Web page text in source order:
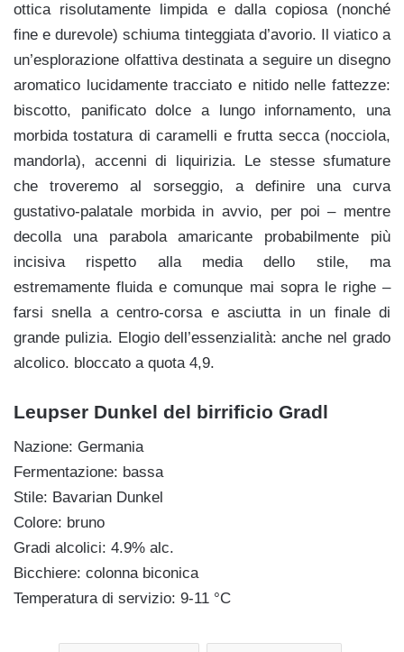
ottica risolutamente limpida e dalla copiosa (nonché
fine e durevole) schiuma tinteggiata d’avorio. Il viatico a
un’esplorazione olfattiva destinata a seguire un disegno
aromatico lucidamente tracciato e nitido nelle fattezze:
biscotto, panificato dolce a lungo infornamento, una
morbida tostatura di caramelli e frutta secca (nocciola,
mandorla), accenni di liquirizia. Le stesse sfumature
che troveremo al sorseggio, a definire una curva
gustativo-palatale morbida in avvio, per poi – mentre
decolla una parabola amaricante probabilmente più
incisiva rispetto alla media dello stile, ma
estremamente fluida e comunque mai sopra le righe –
farsi snella a centro-corsa e asciutta in un finale di
grande pulizia. Elogio dell’essenzialità: anche nel grado
alcolico. bloccato a quota 4,9.
Leupser Dunkel del birrificio Gradl
Nazione: Germania
Fermentazione: bassa
Stile: Bavarian Dunkel
Colore: bruno
Gradi alcolici: 4.9% alc.
Bicchiere: colonna biconica
Temperatura di servizio: 9-11 °C